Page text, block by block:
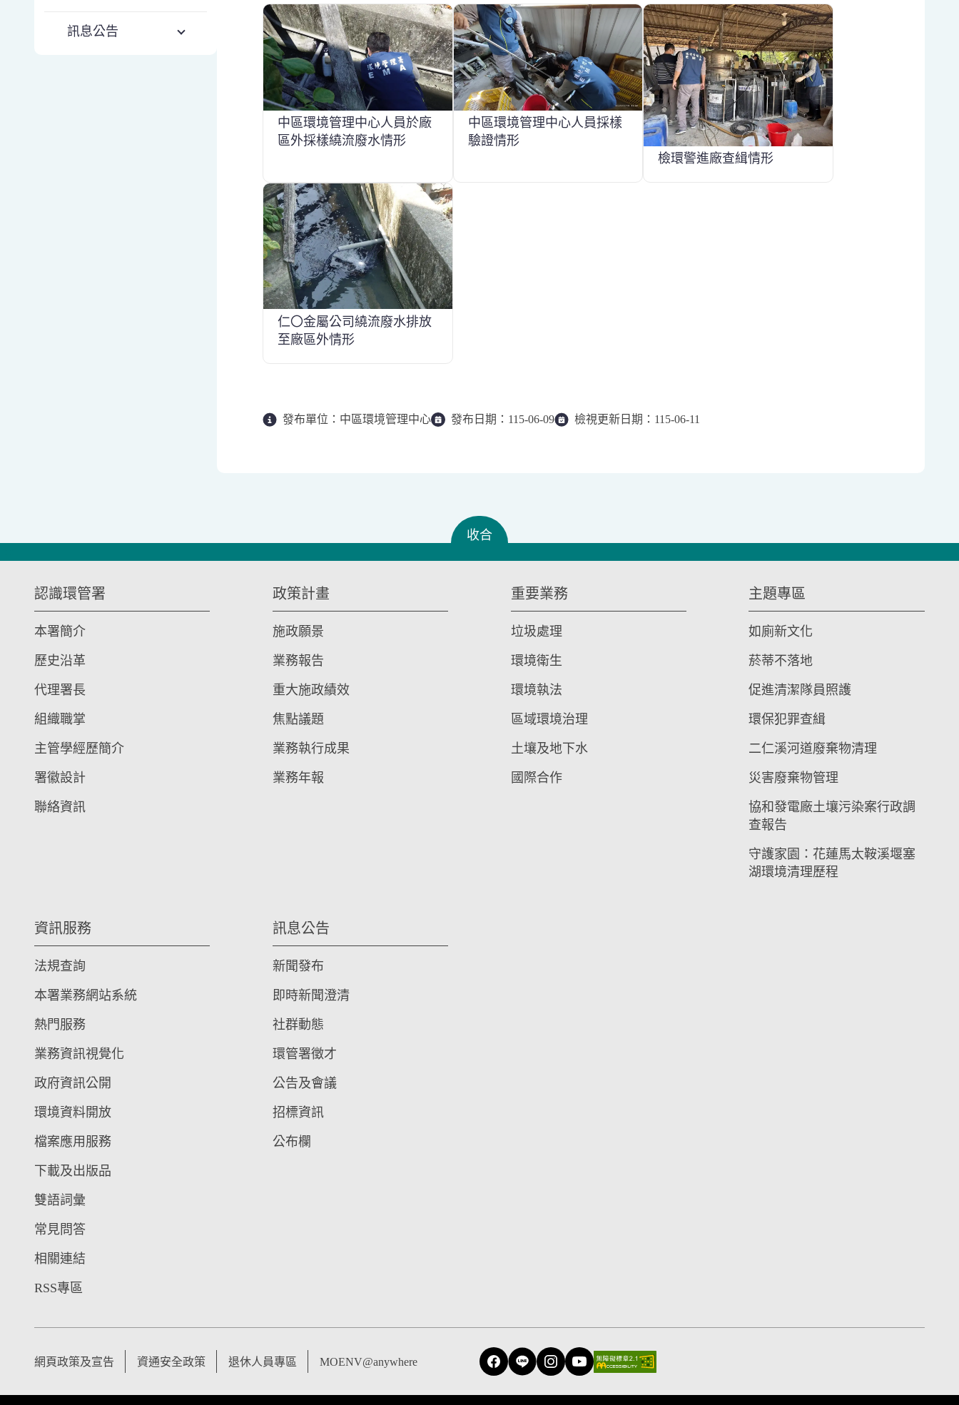
訊息公告
中區環境管理中心人員於廠
區外採樣繞流廢水情形
中區環境管理中心人員採樣
驗證情形
檢環警進廠查緝情形
仁〇金屬公司繞流廢水排放
至廠區外情形
發布單位： 中區環境管理中心 發布日期： 115-06-09 檢視更新日期： 115-06-11
收合
認識環管署
本署簡介
歷史沿革
代理署長
組織職掌
主管學經歷簡介
署徽設計
聯絡資訊
政策計畫
施政願景
業務報告
重大施政績效
焦點議題
業務執行成果
業務年報
重要業務
垃圾處理
環境衛生
環境執法
區域環境治理
土壤及地下水
國際合作
主題專區
如廁新文化
菸蒂不落地
促進清潔隊員照護
環保犯罪查緝
二仁溪河道廢棄物清理
災害廢棄物管理
協和發電廠土壤污染案行政調
查報告
守護家園：花蓮馬太鞍溪堰塞
湖環境清理歷程
資訊服務
法規查詢
本署業務網站系統
熱門服務
業務資訊視覺化
政府資訊公開
環境資料開放
檔案應用服務
下載及出版品
雙語詞彙
常見問答
相關連結
RSS專區
訊息公告
新聞發布
即時新聞澄清
社群動態
環管署徵才
公告及會議
招標資訊
公布欄
網頁政策及宣告 資通安全政策 退休人員專區 MOENV@anywhere